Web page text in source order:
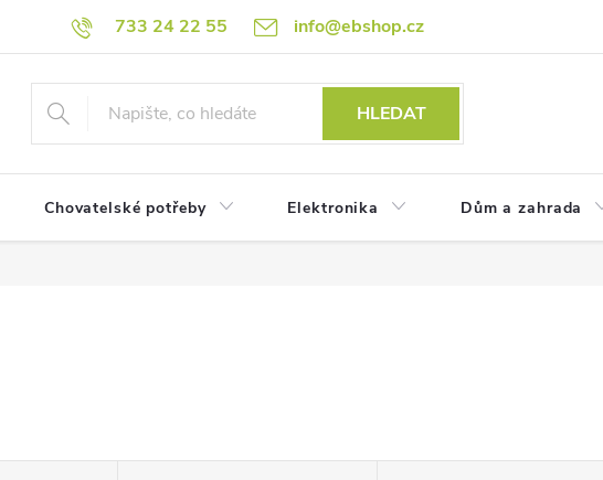
733 24 22 55 info@ebshop.cz
HLEDAT
Chovatelské potřeby Elektronika Dům a zahrada